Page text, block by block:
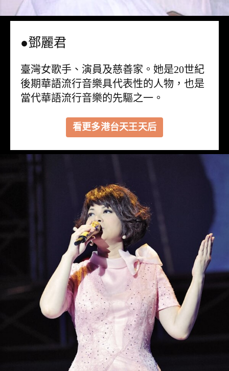
●鄧麗君
臺灣女歌手、演員及慈善家。她是20世紀
後期華語流行音樂具代表性的人物，也是
當代華語流行音樂的先驅之一。
看更多港台天王天后